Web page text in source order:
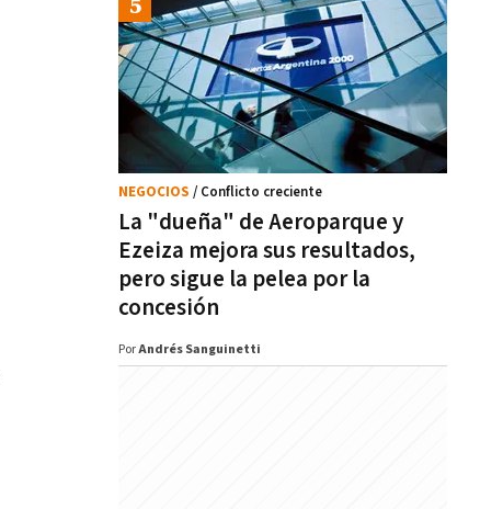
La "dueña" de Aeroparque y
Ezeiza mejora sus resultados,
pero sigue la pelea por la
concesión
NEGOCIOS / Conflicto creciente
PorAndrés Sanguinetti